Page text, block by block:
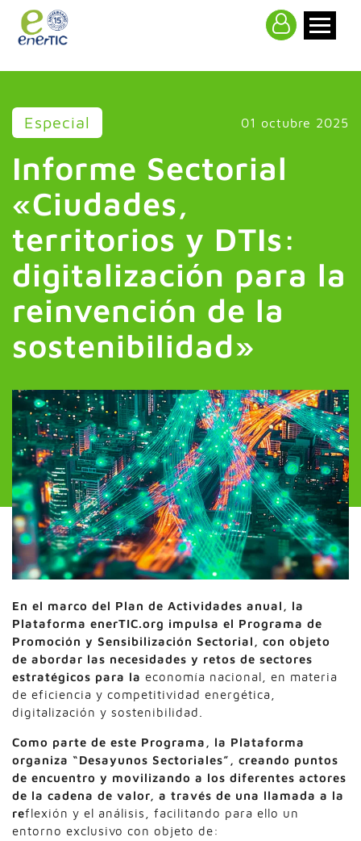
Especial 01 octubre 2025
Informe Sectorial
«Ciudades,
territorios y DTIs:
digitalización para la
reinvención de la
sostenibilidad»
En el marco del Plan de Actividades anual, la
Plataforma enerTIC.org impulsa el Programa de
Promoción y Sensibilización Sectorial, con objeto
de abordar las necesidades y retos de sectores
estratégicos para la economía nacional, en materia
de eficiencia y competitividad energética,
digitalización y sostenibilidad.
Como parte de este Programa, la Plataforma
organiza “Desayunos Sectoriales”, creando puntos
de encuentro y movilizando a los diferentes actores
de la cadena de valor, a través de una llamada a la
reflexión y el análisis, facilitando para ello un
entorno exclusivo con objeto de: